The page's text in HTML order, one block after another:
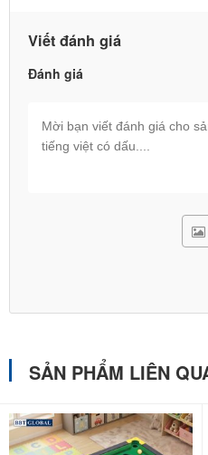
cần sự tĩnh tâm và tỉ mỉ –
cho việc học tập sau này.
Giải trí lành mạnh:
Giúp
để vận động tay chân và
Viết đánh giá
Đánh giá
SẢN PHẨM LIÊN